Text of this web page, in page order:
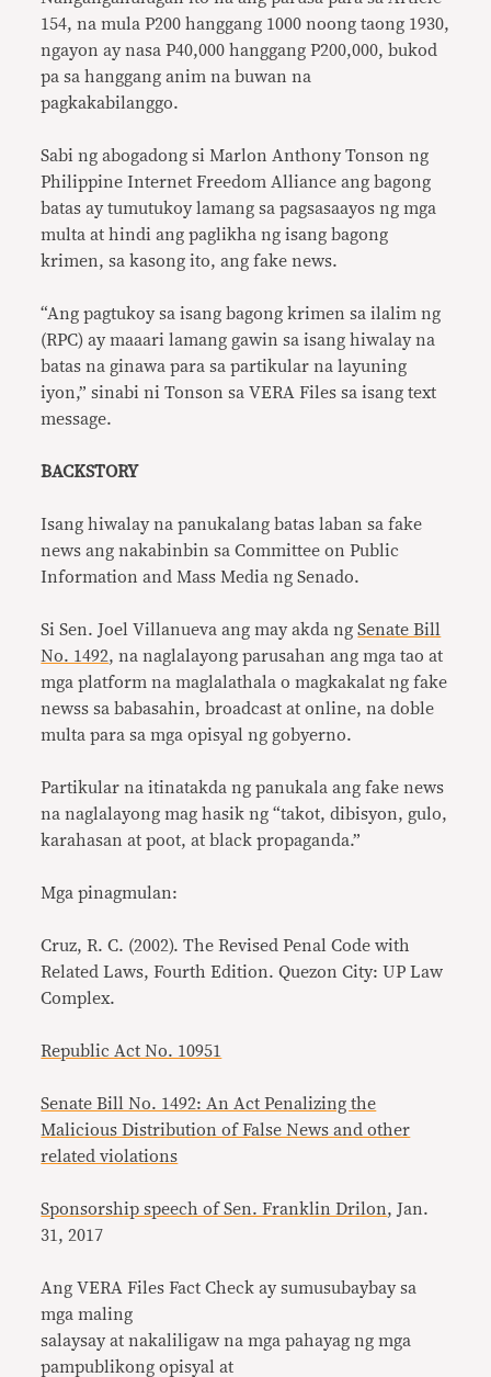
154, na mula P200 hanggang 1000 noong taong 1930,
ngayon ay nasa P40,000 hanggang P200,000, bukod
pa sa hanggang anim na buwan na
pagkakabilanggo.
Sabi ng abogadong si Marlon Anthony Tonson ng
Philippine Internet Freedom Alliance ang bagong
batas ay tumutukoy lamang sa pagsasaayos ng mga
multa at hindi ang paglikha ng isang bagong
krimen, sa kasong ito, ang fake news.
“Ang pagtukoy sa isang bagong krimen sa ilalim ng
(RPC) ay maaari lamang gawin sa isang hiwalay na
batas na ginawa para sa partikular na layuning
iyon,” sinabi ni Tonson sa VERA Files sa isang text
message.
BACKSTORY
Isang hiwalay na panukalang batas laban sa fake
news ang nakabinbin sa Committee on Public
Information and Mass Media ng Senado.
Si Sen. Joel Villanueva ang may akda ngSenate Bill
No. 1492, na naglalayong parusahan ang mga tao at
mga platform na maglalathala o magkakalat ng fake
newss sa babasahin, broadcast at online, na doble
multa para sa mga opisyal ng gobyerno.
Partikular na itinatakda ng panukala ang fake news
na naglalayong mag hasik ng “takot, dibisyon, gulo,
karahasan at poot, at black propaganda.”
Mga pinagmulan:
Cruz, R. C. (2002). The Revised Penal Code with
Related Laws, Fourth Edition. Quezon City: UP Law
Complex.
Republic Act No. 10951
Senate Bill No. 1492: An Act Penalizing the
Malicious Distribution of False News and other
related violations
Sponsorship speech of Sen. Franklin Drilon, Jan.
31, 2017
Ang VERA Files Fact Check ay sumusubaybay sa
mga maling
salaysay at nakaliligaw na mga pahayag ng mga
pampublikong opisyal at